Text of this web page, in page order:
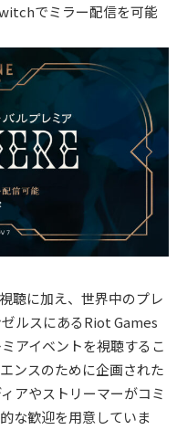
でミラー配信を可能
聴に加え、世界中のプレ
ルスにあるRiot Games
アイベントを視聴するこ
ンスのために企画された
アやストリーマーがコミ
な歓迎を用意していま